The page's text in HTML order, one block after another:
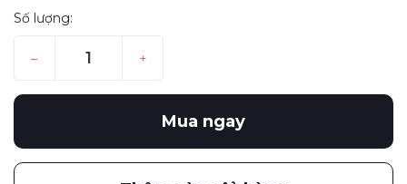
Số lượng:
– +
Mua ngay